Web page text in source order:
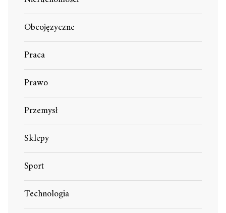
Obcojęzyczne
Praca
Prawo
Przemysł
Sklepy
Sport
Technologia